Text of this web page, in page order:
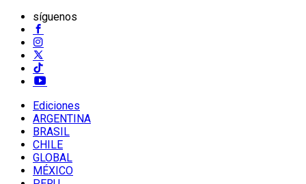
síguenos
Ediciones
ARGENTINA
BRASIL
CHILE
GLOBAL
MÉXICO